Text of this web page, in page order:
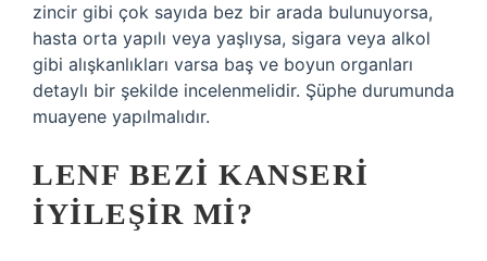
zincir gibi çok sayıda bez bir arada bulunuyorsa,
hasta orta yapılı veya yaşlıysa, sigara veya alkol
gibi alışkanlıkları varsa baş ve boyun organları
detaylı bir şekilde incelenmelidir. Şüphe durumunda
muayene yapılmalıdır.
LENF BEZI KANSERI
IYILEŞIR MI?